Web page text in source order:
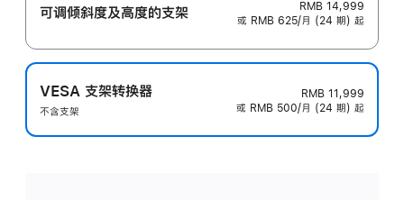
可调倾斜度及高‍度的支‍架
RMB 14,999
或 RMB 625/月 (24 期) 起
VESA 支架转换器
不含支架
RMB 11,999
或 RMB 500/月 (24 期) 起